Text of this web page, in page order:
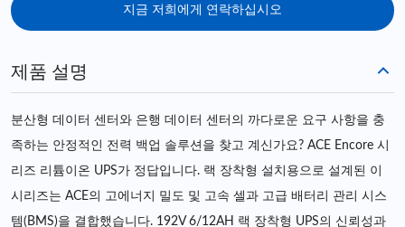
지금 저희에게 연락하십시오
제품 설명
분산형 데이터 센터와 은행 데이터 센터의 까다로운 요구 사항을 충
족하는 안정적인 전력 백업 솔루션을 찾고 계신가요? ACE Encore 시
리즈 리튬이온 UPS가 정답입니다. 랙 장착형 설치용으로 설계된 이
시리즈는 ACE의 고에너지 밀도 및 고속 셀과 고급 배터리 관리 시스
템(BMS)을 결합했습니다. 192V 6/12AH 랙 장착형 UPS의 신뢰성과